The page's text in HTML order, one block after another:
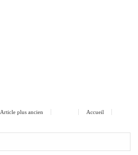
Article plus ancien Accueil